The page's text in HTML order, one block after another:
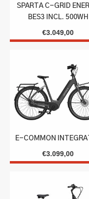
SPARTA C-GRID
BES3 INCL. 500WH
€3.049,00
E-COMMON
€3.099,00